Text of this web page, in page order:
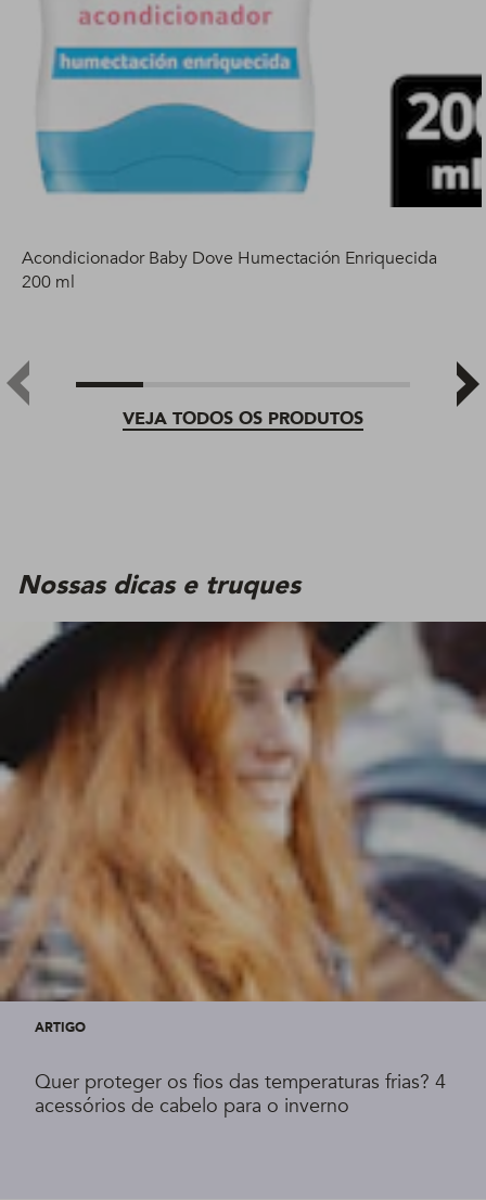
VEJA TODOS OS PRODUTOS
Acondicionador Baby Dove Humectación Enriquecida
200 ml
Nossas dicas e truques
ARTIGO
Quer proteger os fios das temperaturas frias? 4
acessórios de cabelo para o inverno